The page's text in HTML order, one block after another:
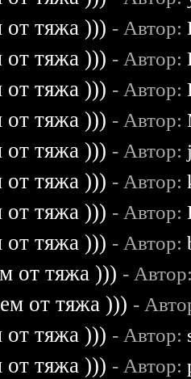
от тяжа ))) - Автор:
от тяжа ))) - Автор:
от тяжа ))) - Автор:
от тяжа ))) - Автор:
от тяжа ))) - Автор:
от тяжа ))) - Автор:
от тяжа ))) - Автор:
от тяжа ))) - Автор:
от тяжа ))) -
от тяжа ))) -
от тяжа ))) - Автор:
от тяжа ))) - Автор: